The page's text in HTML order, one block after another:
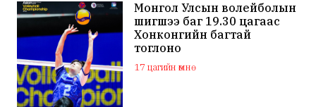
Монгол Улсын волейболын
шигшээ баг 19.30 цагаас
Хонконгийн багтай
тоглоно
17 цагийн өмнө